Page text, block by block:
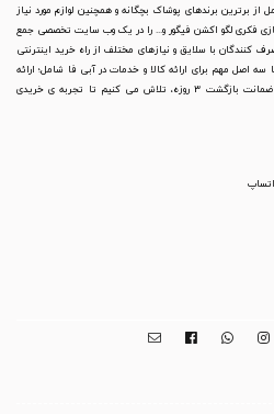
از برترین برندهای پوشاک بچگانه و همچنین لوازم مورد نیاز
بازی فکری لگو اکشن فیگور و... را در یک وب سایت تخصصی جمع
کنندگان با سلایق و نیازهای مختلف از راه خرید اینترنتی
مهم برای ارائه کالا و خدمات در آبی فا شامل؛ ارائه
کالاهای اصل و باکیفیت، تضمین اصالت کالا و ضمانت بازگشت 3 روزه، تلاش می کنیم تا تجربه ی خریدی